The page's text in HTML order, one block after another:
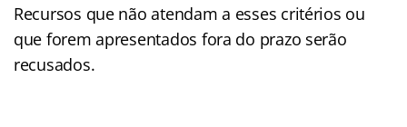
Recursos que não atendam a esses critérios ou
que forem apresentados fora do prazo serão
recusados.